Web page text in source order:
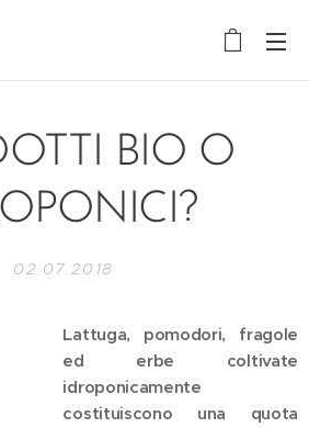
BIO O
02.07.2018
Lattuga, pomodori, fragole
ed erbe coltivate
idroponicamente
costituiscono una quota